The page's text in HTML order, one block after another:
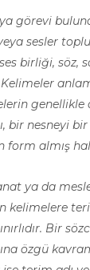
görevi
sesler
birliği, söz,
genellikle
bir nesneyi
form almış
ya da
kelimelere
Bir
özgü